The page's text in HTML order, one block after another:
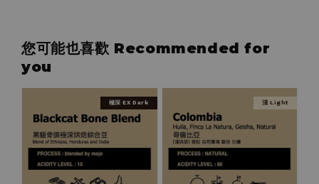
您可能也喜歡 Recommended for
you
極深 EX Dark 淺 Light